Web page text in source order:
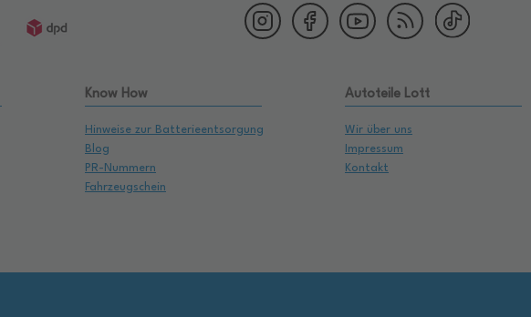
Know How
Hinweise zur Batterieentsorgung
Blog
PR-Nummern
Fahrzeugschein
Autoteile Lott
Wir über uns
Impressum
Kontakt